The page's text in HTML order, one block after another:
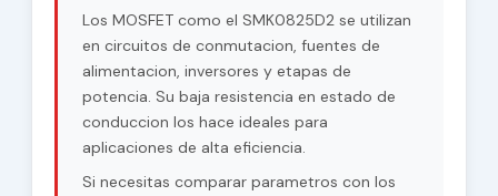
Los MOSFET como el SMK0825D2 se utilizan
en circuitos de conmutacion, fuentes de
alimentacion, inversores y etapas de
potencia. Su baja resistencia en estado de
conduccion los hace ideales para
aplicaciones de alta eficiencia.
Si necesitas comparar parametros con los